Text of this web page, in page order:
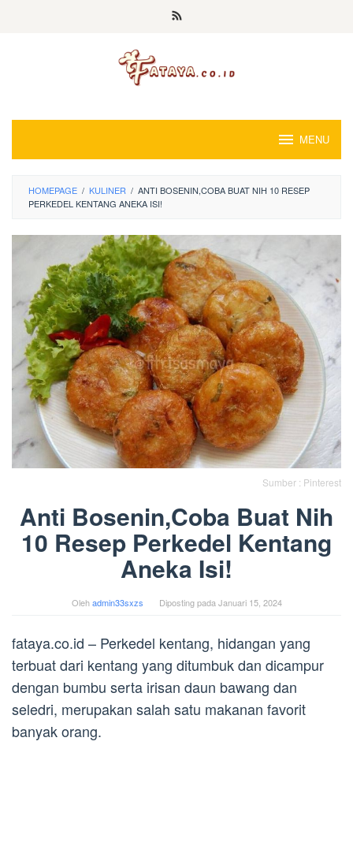
MENU
HOMEPAGE / KULINER / ANTI BOSENIN,COBA BUAT NIH 10 RESEP
PERKEDEL KENTANG ANEKA ISI!
Sumber : Pinterest
Anti Bosenin,Coba Buat Nih
10 Resep Perkedel Kentang
Aneka Isi!
Olehadmin33sxzs Diposting pada Januari 15, 2024
fataya.co.id – Perkedel kentang, hidangan yang
terbuat dari kentang yang ditumbuk dan dicampur
dengan bumbu serta irisan daun bawang dan
seledri, merupakan salah satu makanan favorit
banyak orang.